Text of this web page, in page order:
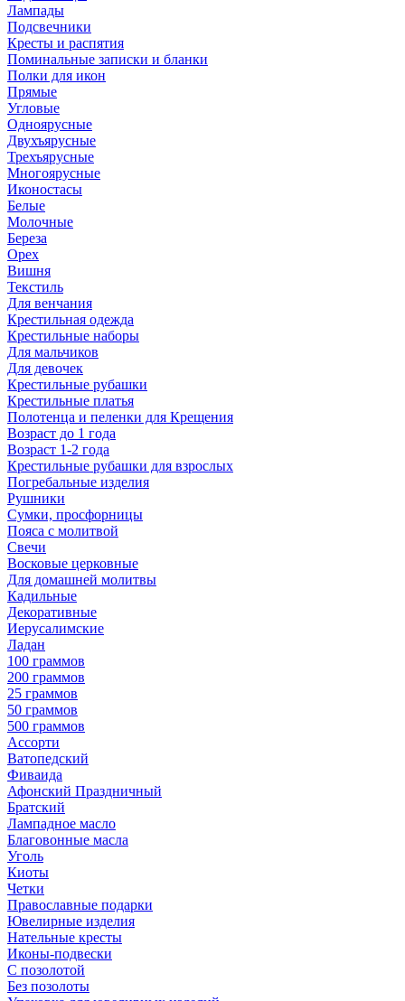
Лампады
Подсвечники
Кресты и распятия
Поминальные записки и бланки
Полки для икон
Прямые
Угловые
Одноярусные
Двухъярусные
Трехъярусные
Многоярусные
Иконостасы
Белые
Молочные
Береза
Орех
Вишня
Текстиль
Для венчания
Крестильная одежда
Крестильные наборы
Для мальчиков
Для девочек
Крестильные рубашки
Крестильные платья
Полотенца и пеленки для Крещения
Возраст до 1 года
Возраст 1-2 года
Крестильные рубашки для взрослых
Погребальные изделия
Рушники
Сумки, просфорницы
Пояса с молитвой
Свечи
Восковые церковные
Для домашней молитвы
Кадильные
Декоративные
Иерусалимские
Ладан
100 граммов
200 граммов
25 граммов
50 граммов
500 граммов
Ассорти
Ватопедский
Фиваида
Афонский Праздничный
Братский
Лампадное масло
Благовонные масла
Уголь
Киоты
Четки
Православные подарки
Ювелирные изделия
Нательные кресты
Иконы-подвески
С позолотой
Без позолоты